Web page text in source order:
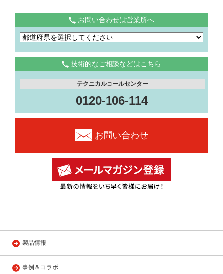
お問い合わせは営業所へ
技術的なご相談などはこちら
テクニカルコールセンター
0120-106-114
お問い合わせ
製品情報
事例＆コラボ